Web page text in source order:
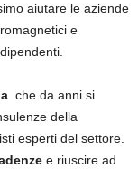
aiutare le aziende
e
che da anni si
della
esperti del settore.
e riuscire ad